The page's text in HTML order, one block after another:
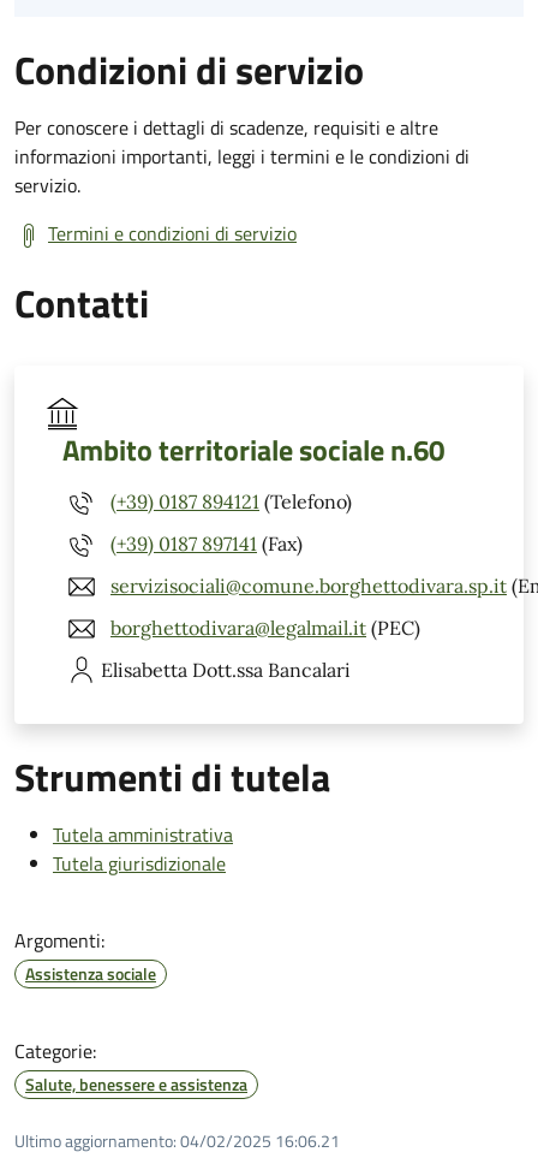
Condizioni di servizio
Per conoscere i dettagli di scadenze, requisiti e altre
informazioni importanti, leggi i termini e le condizioni di
servizio.
Termini e condizioni di servizio
Contatti
Ambito territoriale sociale n.60
(+39) 0187 894121 (Telefono)
(+39) 0187 897141 (Fax)
servizisociali@comune.borghettodivara.sp.it
borghettodivara@legalmail.it (PEC)
Elisabetta Dott.ssa Bancalari
Strumenti di tutela
Tutela amministrativa
Tutela giurisdizionale
Argomenti:
Assistenza sociale
Categorie:
Salute, benessere e assistenza
Ultimo aggiornamento:04/02/2025 16:06.21